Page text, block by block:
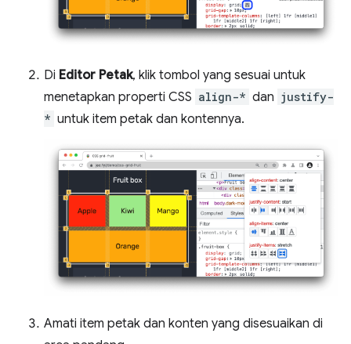
Di Editor Petak, klik tombol yang sesuai untuk
menetapkan properti CSS align-* dan justify-
* untuk item petak dan kontennya.
Amati item petak dan konten yang disesuaikan di